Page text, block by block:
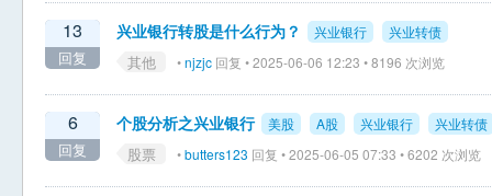
13
回复
兴业银行转股是什么行为？ 兴业银行 兴业转债
其他 •njzjc 回复 • 2025-06-06 12:23 • 8196 次浏览
6
回复
个股分析之兴业银行 美股 A股 兴业银行 兴业转债
股票 •butters123 回复 • 2025-06-05 07:33 • 6202 次浏览